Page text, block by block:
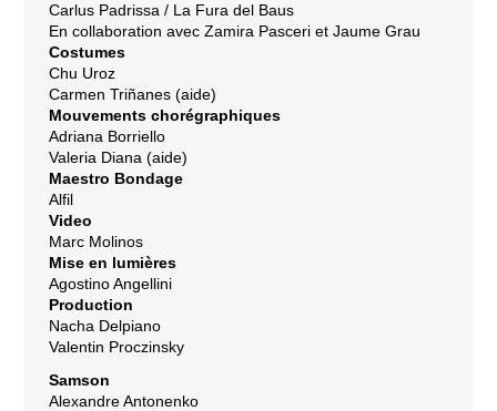
Carlus Padrissa / La Fura del Baus
En collaboration avec Zamira Pasceri et Jaume Grau
Costumes
Chu Uroz
Carmen Triñanes (aide)
Mouvements chorégraphiques
Adriana Borriello
Valeria Diana (aide)
Maestro Bondage
Alfil
Video
Marc Molinos
Mise en lumières
Agostino Angellini
Production
Nacha Delpiano
Valentin Proczinsky
Samson
Alexandre Antonenko